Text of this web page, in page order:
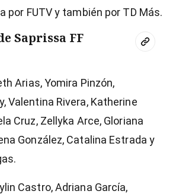
por FUTV y también por TD Más.
Saprissa FF
Arias, Yomira Pinzón,
Valentina Rivera, Katherine
Cruz, Zellyka Arce, Gloriana
González, Catalina Estrada y
Castro, Adriana García,